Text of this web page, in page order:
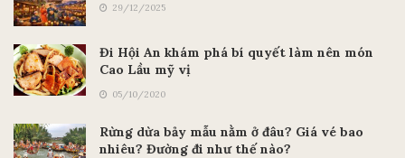
29/12/2025
Đi Hội An khám phá bí quyết làm nên món
Cao Lầu mỹ vị
05/10/2020
Rừng dừa bảy mẫu nằm ở đâu? Giá vé bao
nhiêu? Đường đi như thế nào?